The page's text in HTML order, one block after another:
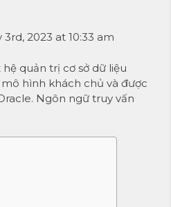
2023 at 10:33 am
hệ quản trị cơ sở dữ liệu
hình khách chủ và được
Ngôn ngữ truy vấn